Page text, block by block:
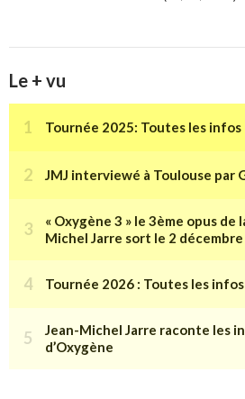
Le + vu